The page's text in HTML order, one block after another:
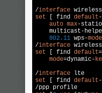
/interface
set [ find default -
auto max-
multicast-
802.11 wps-mode
/interface
set [ find default
mode=dynamic-
/interface
set [ find default -